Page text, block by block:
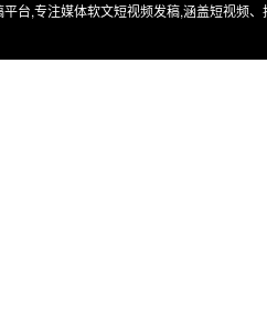
平台,专注媒体软文短视频发稿,涵盖短视频